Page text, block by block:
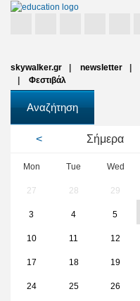
skywalker.gr
newsletter
Φεστιβάλ
Αναζήτηση
Σπουδές
Υποτροφίες
Όλοι οι φορείς
Αρθρα
< Σήμερα
Mon Tue Wed
27 28 29
3 4 5
10 11 12
17 18 19
24 25 26